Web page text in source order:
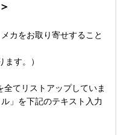
カをお取り寄せすること
ます。）
てリストアップしていま
」を下記のテキスト入力